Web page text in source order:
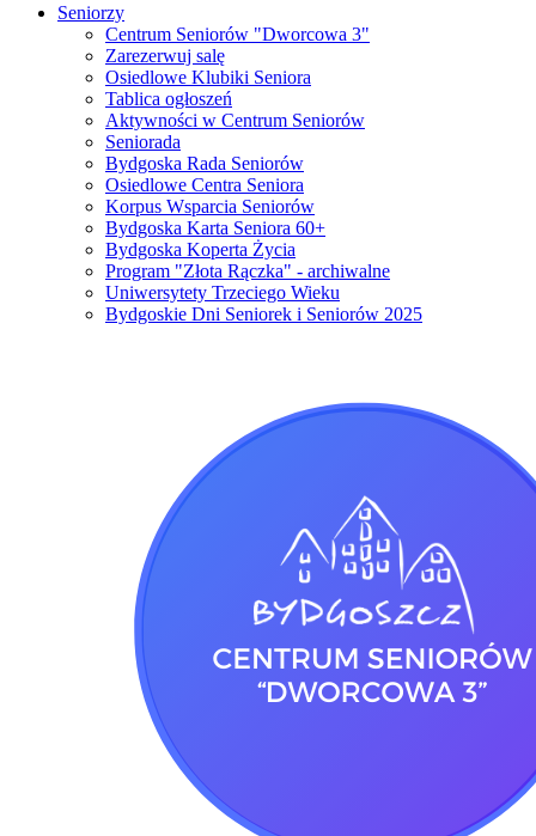
Seniorzy
Centrum Seniorów "Dworcowa 3"
Zarezerwuj salę
Osiedlowe Klubiki Seniora
Tablica ogłoszeń
Aktywności w Centrum Seniorów
Seniorada
Bydgoska Rada Seniorów
Osiedlowe Centra Seniora
Korpus Wsparcia Seniorów
Bydgoska Karta Seniora 60+
Bydgoska Koperta Życia
Program "Złota Rączka" - archiwalne
Uniwersytety Trzeciego Wieku
Bydgoskie Dni Seniorek i Seniorów 2025